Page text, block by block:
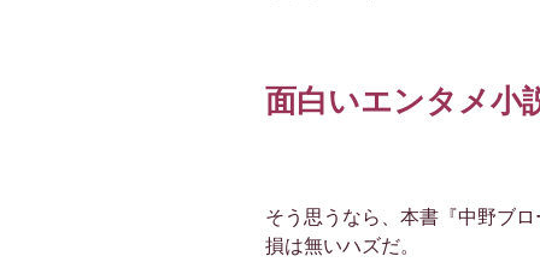
面白いエンタメ小
そう思うなら、本書『中野ブ
損は無いハズだ。